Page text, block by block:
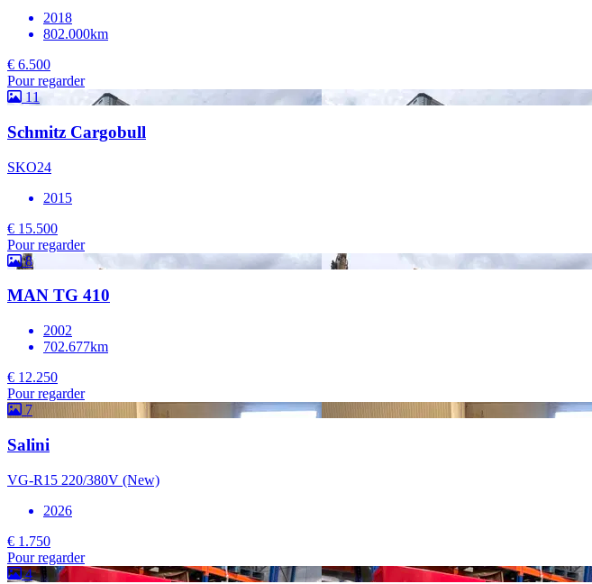
2018
802.000km
€ 6.500
Pour regarder
11
Schmitz Cargobull
SKO24
2015
€ 15.500
Pour regarder
8
MAN TG 410
2002
702.677km
€ 12.250
Pour regarder
7
Salini
VG-R15 220/380V (New)
2026
€ 1.750
Pour regarder
4